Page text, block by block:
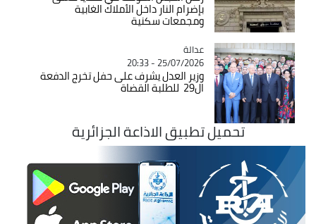
بإضرام النار داخل الأملاك الغابية
ومجمعات سكنية
Catégorie
عدالة
25/07/2026 - 20:33
وزير العدل يشرف على حفل تخرج الدفعة
تحميل تطبيق الاذاعة الجزائرية